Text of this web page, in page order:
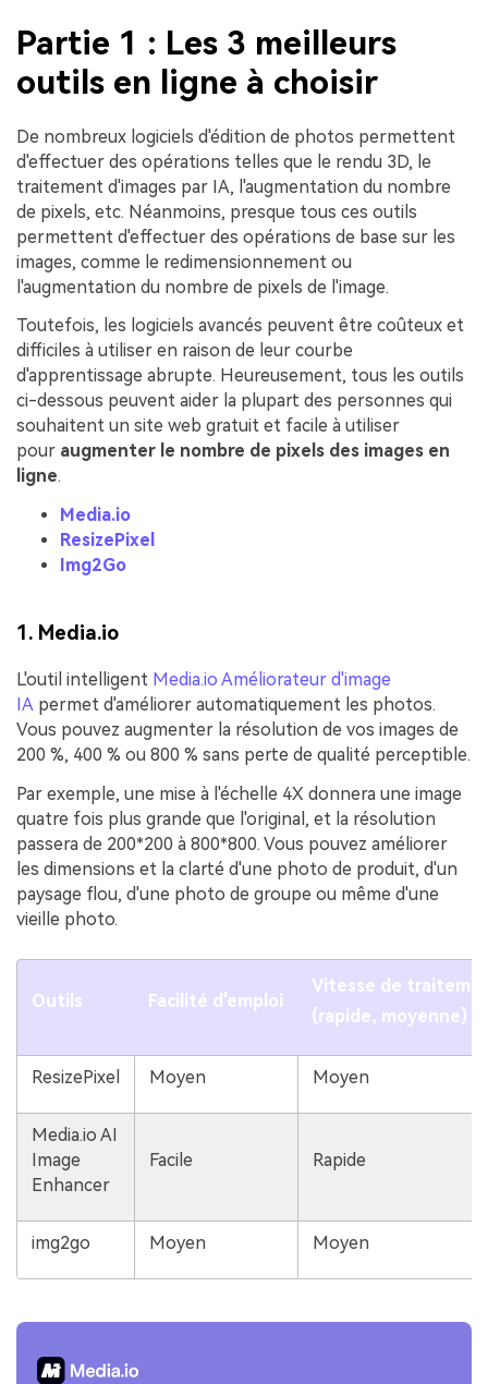
Partie 1 : Les 3 meilleurs
outils en ligne à choisir
De nombreux logiciels d'édition de photos permettent
d'effectuer des opérations telles que le rendu 3D, le
traitement d'images par IA, l'augmentation du nombre
de pixels, etc. Néanmoins, presque tous ces outils
permettent d'effectuer des opérations de base sur les
images, comme le redimensionnement ou
l'augmentation du nombre de pixels de l'image.
Toutefois, les logiciels avancés peuvent être coûteux et
difficiles à utiliser en raison de leur courbe
d'apprentissage abrupte. Heureusement, tous les outils
ci-dessous peuvent aider la plupart des personnes qui
souhaitent un site web gratuit et facile à utiliser
pour augmenter le nombre de pixels des images en
ligne.
Media.io
ResizePixel
Img2Go
1. Media.io
L'outil intelligent Media.io Améliorateur d'image
IA permet d'améliorer automatiquement les photos.
Vous pouvez augmenter la résolution de vos images de
200 %, 400 % ou 800 % sans perte de qualité perceptible.
Par exemple, une mise à l'échelle 4X donnera une image
quatre fois plus grande que l'original, et la résolution
passera de 200*200 à 800*800. Vous pouvez améliorer
les dimensions et la clarté d'une photo de produit, d'un
paysage flou, d'une photo de groupe ou même d'une
vieille photo.
Outils Facilité d'emploi
Vitesse de
(rapide, moyenne)
ResizePixel Moyen Moyen
Media.io AI
Image
Enhancer
Facile Rapide
img2go Moyen Moyen